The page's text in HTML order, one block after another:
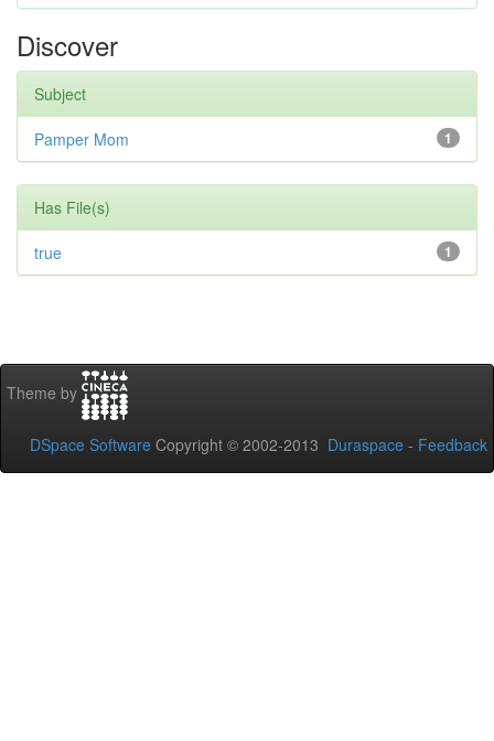
Discover
Subject
1
Pamper Mom
Has File(s)
1
true
Theme by
DSpace Software Copyright © 2002-2013 Duraspace - Feedback